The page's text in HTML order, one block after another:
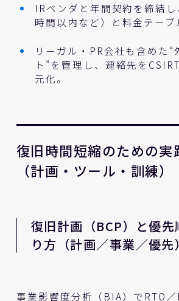
IRベンダと年間契約を締結
時間以内など）と料金テーブ
リーガル・PR会社も含めた“
ト”を管理し、連絡先を
元化。
復旧時間短縮のための実
（計画・ツール・訓練）
復旧計画（BCP）と優先
り方（計画／事業／優先）
事業影響度分析（BIA）でRTO